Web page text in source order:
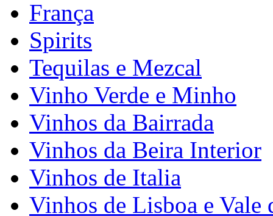
França
Spirits
Tequilas e Mezcal
Vinho Verde e Minho
Vinhos da Bairrada
Vinhos da Beira Interior
Vinhos de Italia
Vinhos de Lisboa e Vale